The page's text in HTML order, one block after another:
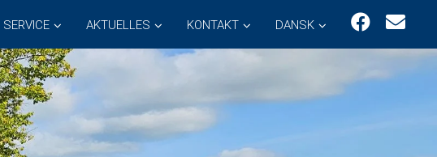
SERVICE AKTUELLES KONTAKT DANSK